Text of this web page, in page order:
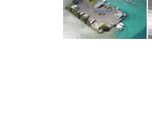
site 2 marina
teahupo'o - 1